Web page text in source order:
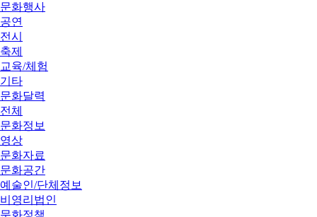
문화행사
공연
전시
축제
교육/체험
기타
문화달력
전체
문화정보
영상
문화자료
문화공간
예술인/단체정보
비영리법인
문화정책